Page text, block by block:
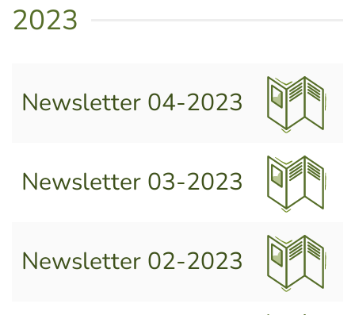
2023
Newsletter 04-2023
Newsletter 03-2023
Newsletter 02-2023